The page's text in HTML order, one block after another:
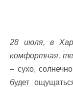
28 июля, в
комфортная,
– сухо,
будет